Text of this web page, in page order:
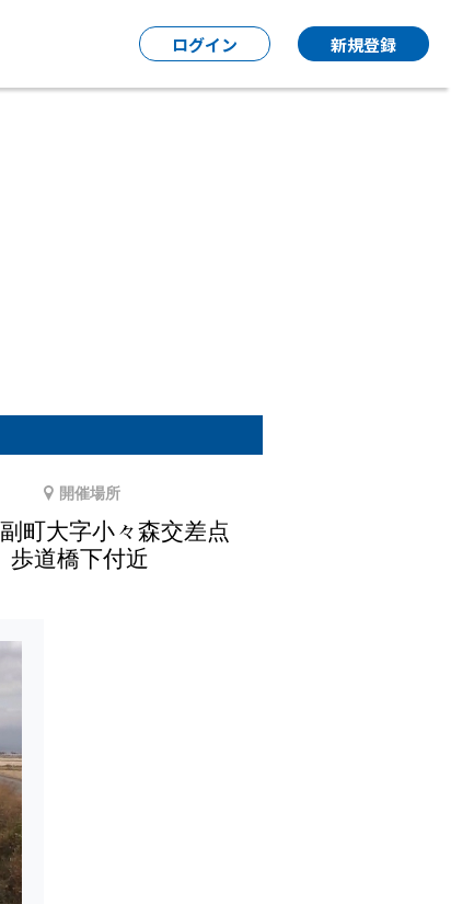
ログイン 新規登録
開催場所
町大字小々森交差点
歩道橋下付近